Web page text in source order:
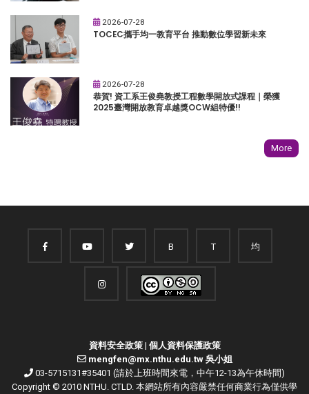
2026-07-28
TOCEC攜手均一教育平台 推動數位學習新未來
2026-07-28
恭賀! 資工系王俊堯教授工程數學開放式課程｜榮獲
2025臺灣開放教育卓越獎OCW組特優!!
More
B T 均
資料安全政策| 個人資料保護政策
mengfen@mx.nthu.edu.tw 吳小姐
03-5715131#35401 (請於上班時間來電，中午12-13為午休時間)
Copyright © 2010 NTHU. CTLD. 本網站所有內容嚴禁任何商業行為僅供學